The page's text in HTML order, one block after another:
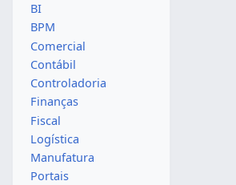
BI
BPM
Comercial
Contábil
Controladoria
Finanças
Fiscal
Logística
Manufatura
Portais